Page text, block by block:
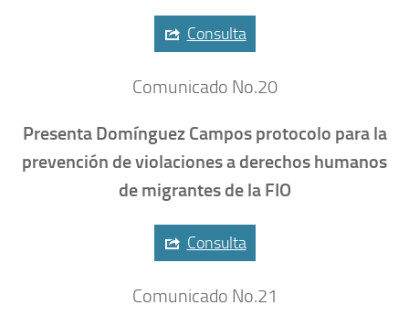
Consulta
Comunicado No.20
Presenta Domínguez Campos protocolo para la
prevención de violaciones a derechos humanos
de migrantes de la FIO
Consulta
Comunicado No.21